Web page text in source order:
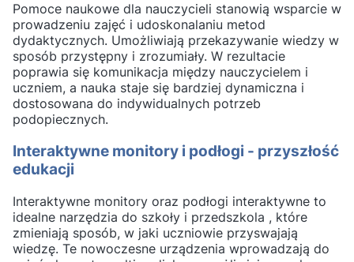
Pomoce naukowe dla nauczycieli stanowią wsparcie w
prowadzeniu zajęć i udoskonalaniu metod
dydaktycznych. Umożliwiają przekazywanie wiedzy w
sposób przystępny i zrozumiały. W rezultacie
poprawia się komunikacja między nauczycielem i
uczniem, a nauka staje się bardziej dynamiczna i
dostosowana do indywidualnych potrzeb
podopiecznych.
Interaktywne monitory i podłogi - przyszłość
edukacji
Interaktywne monitory oraz podłogi interaktywne to
idealne narzędzia do szkoły i przedszkola , które
zmieniają sposób, w jaki uczniowie przyswajają
wiedzę. Te nowoczesne urządzenia wprowadzają do